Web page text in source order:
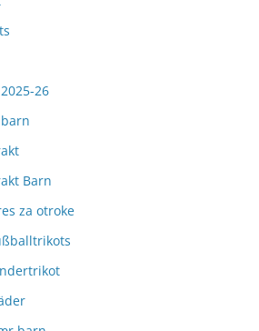
26
Barn
za otroke